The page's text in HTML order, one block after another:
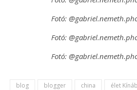
Fotó:
Fotó:
Fotó:
blog blogger china
élet